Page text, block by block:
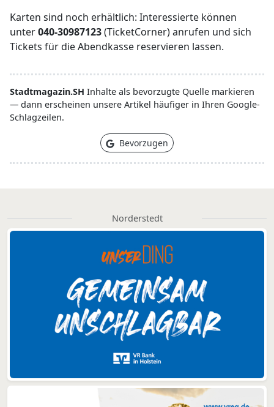
Karten sind noch erhältlich: Interessierte können
unter040-30987123(TicketCorner) anrufen und sich
Tickets für die Abendkasse reservieren lassen.
Stadtmagazin.SH Inhalte als bevorzugte Quelle markieren
— dann erscheinen unsere Artikel häufiger in Ihren Google-
Schlagzeilen.
Bevorzugen
Norderstedt